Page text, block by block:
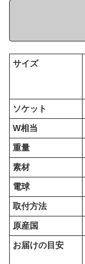
サイズ
ソケット
W相当
重量
素材
電球
取付方法
原産国
お届けの目安